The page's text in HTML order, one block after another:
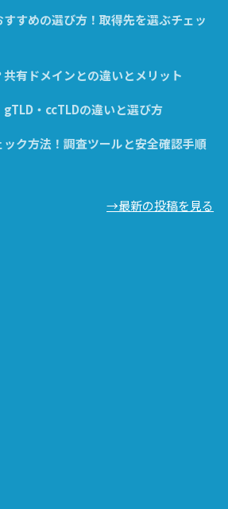
すすめの選び方！取得先を選ぶチェッ
有ドメインとの違いとメリット
gTLD・ccTLDの違いと選び方
ク方法！調査ツールと安全確認手順
→最新の投稿を見る